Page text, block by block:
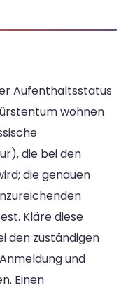
Aufenthaltsstatus
wohnen
die bei den
die genauen
Kläre diese
den zuständigen
und
Einen